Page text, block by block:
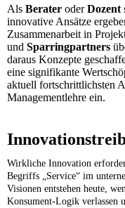
Als Berater oderDozent
innovative Ansätze
Zusammenarbeit in
und Sparringpartners
daraus Konzepte
eine signifikante
aktuell fortschrittlichsten
Managementlehre ein.
Wirkliche Innovation
Begriffs „Service“ im
Visionen entstehen heute,
Konsument-Logik verlassen